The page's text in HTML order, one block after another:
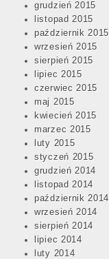
grudzień 2015
listopad 2015
październik 2015
wrzesień 2015
sierpień 2015
lipiec 2015
czerwiec 2015
maj 2015
kwiecień 2015
marzec 2015
luty 2015
styczeń 2015
grudzień 2014
listopad 2014
październik 2014
wrzesień 2014
sierpień 2014
lipiec 2014
luty 2014